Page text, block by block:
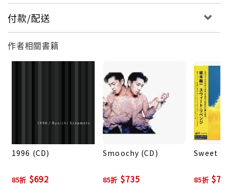
付款/配送
作者相關書籍
1996 (CD)
85折 $692
Smoochy (CD)
85折 $735
Sweet
85折